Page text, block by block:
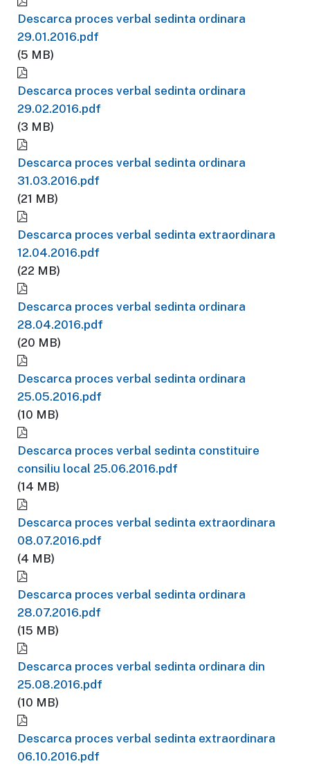
Descarca proces verbal sedinta ordinara
29.01.2016.pdf
(5 MB)
Descarca proces verbal sedinta ordinara
29.02.2016.pdf
(3 MB)
Descarca proces verbal sedinta ordinara
31.03.2016.pdf
(21 MB)
Descarca proces verbal sedinta extraordinara
12.04.2016.pdf
(22 MB)
Descarca proces verbal sedinta ordinara
28.04.2016.pdf
(20 MB)
Descarca proces verbal sedinta ordinara
25.05.2016.pdf
(10 MB)
Descarca proces verbal sedinta constituire
consiliu local 25.06.2016.pdf
(14 MB)
Descarca proces verbal sedinta extraordinara
08.07.2016.pdf
(4 MB)
Descarca proces verbal sedinta ordinara
28.07.2016.pdf
(15 MB)
Descarca proces verbal sedinta ordinara din
25.08.2016.pdf
(10 MB)
Descarca proces verbal sedinta extraordinara
06.10.2016.pdf